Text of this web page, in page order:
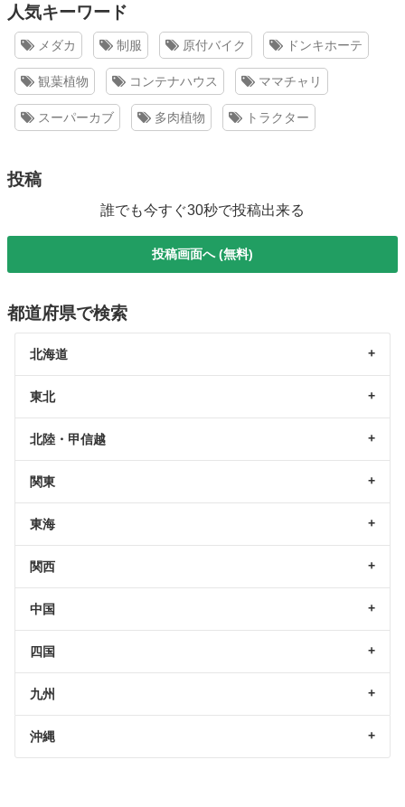
人気キーワード
メダカ 制服 原付バイク ドンキホーテ
観葉植物 コンテナハウス ママチャリ
スーパーカブ 多肉植物 トラクター
投稿
誰でも今すぐ30秒で投稿出来る
投稿画面へ (無料)
都道府県で検索
北海道
東北
北陸・甲信越
関東
東海
関西
中国
四国
九州
沖縄